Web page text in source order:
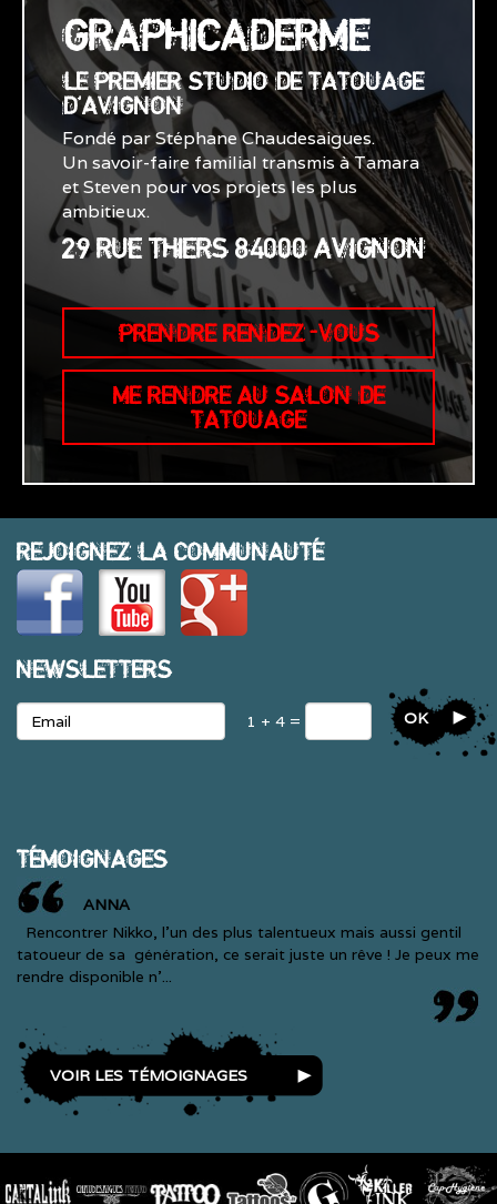
GRAPHICADERME
LE PREMIER STUDIO DE TATOUAGE
D'AVIGNON
Fondé par Stéphane Chaudesaigues.
Un savoir-faire familial transmis à Tamara
et Steven pour vos projets les plus
ambitieux.
29 RUE THIERS 84000 AVIGNON
PRENDRE RENDEZ-VOUS
ME RENDRE AU SALON DE
TATOUAGE
REJOIGNEZ LA COMMUNAUTÉ
NEWSLETTERS
1 + 4 = OK
TÉMOIGNAGES
ANNA
Rencontrer Nikko, l'un des plus talentueux mais aussi gentil
tatoueur de sa génération, ce serait juste un rêve ! Je peux me
rendre disponible n'...
VOIR LES TÉMOIGNAGES